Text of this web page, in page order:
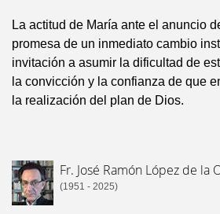
La actitud de María ante el anuncio
promesa de un inmediato cambio
invitación a asumir la dificultad de
la convicción y la confianza de que
la realización del plan de Dios.
Fr. José Ramón López de la
(1951 - 2025)